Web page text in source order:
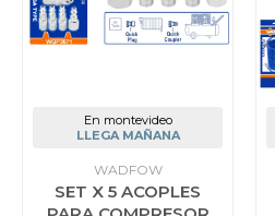
En montevideo
LLEGA MAÑANA
WADFOW
SET X 5 ACOPLES